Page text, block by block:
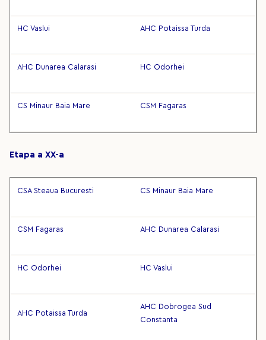
HC Vaslui AHC Potaissa Turda
AHC Dunarea Calarasi HC Odorhei
CS Minaur Baia Mare CSM Fagaras
Etapa a XX-a
CSA Steaua Bucuresti CS Minaur Baia Mare
CSM Fagaras AHC Dunarea Calarasi
HC Odorhei HC Vaslui
AHC Potaissa Turda
AHC Dobrogea Sud
Constanta